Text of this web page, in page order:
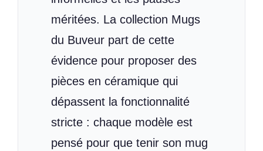
méritées. La collection Mugs
du Buveur part de cette
évidence pour proposer des
pièces en céramique qui
dépassent la fonctionnalité
stricte : chaque modèle est
pensé pour que tenir son mug